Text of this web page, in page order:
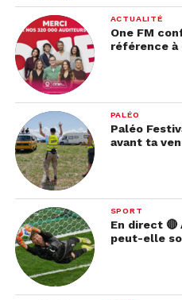
ACTUALITÉ
One FM
référence à
PALÉO
Paléo
avant ta
SPORT
En direct 🔴
peut-elle